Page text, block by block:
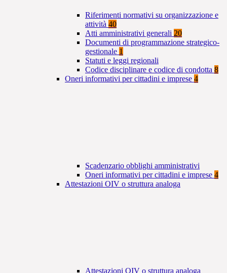
Riferimenti normativi su organizzazione e
attività 40
Atti amministrativi generali 20
Documenti di programmazione strategico-
gestionale 1
Statuti e leggi regionali
Codice disciplinare e codice di condotta 8
Oneri informativi per cittadini e imprese 4
Scadenzario obblighi amministrativi
Oneri informativi per cittadini e imprese 4
Attestazioni OIV o struttura analoga
Attestazioni OIV o struttura analoga